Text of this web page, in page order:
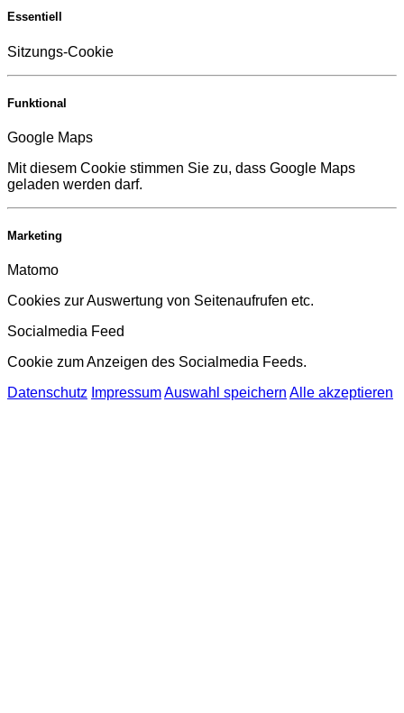
Essentiell
Sitzungs-Cookie
Funktional
Google Maps
Mit diesem Cookie stimmen Sie zu, dass Google Maps
geladen werden darf.
Marketing
Matomo
Cookies zur Auswertung von Seitenaufrufen etc.
Socialmedia Feed
Cookie zum Anzeigen des Socialmedia Feeds.
Datenschutz ImpressumAuswahl speichern Alle akzeptieren